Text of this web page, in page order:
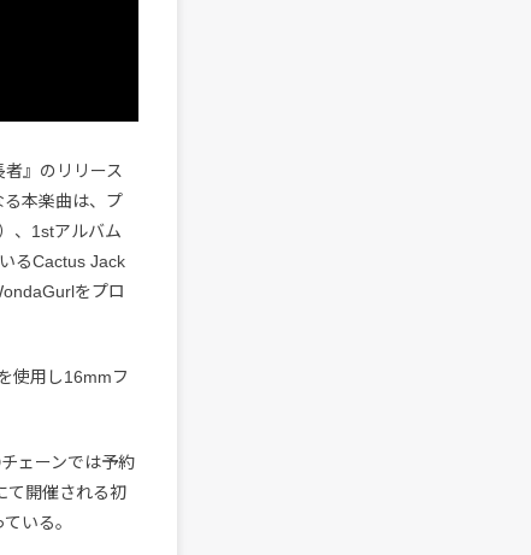
』のリリース
る本楽曲は、プ
、1stアルバム
るCactus Jack
をプロ
使用し16mmフ
ェーンでは予約
て開催される初
いる。